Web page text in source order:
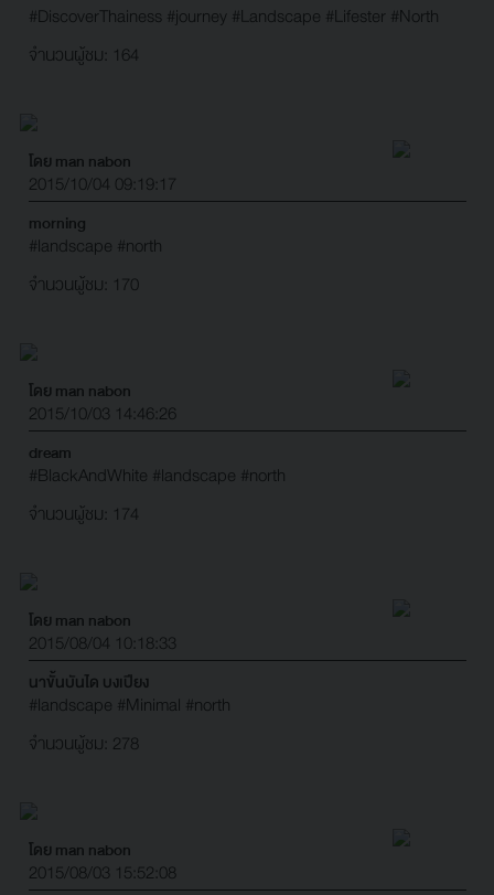
#DiscoverThainess #journey #Landscape #Lifester #North
จำนวนผู้ชม: 164
โดย man nabon
2015/10/04 09:19:17
morning
#landscape #north
จำนวนผู้ชม: 170
โดย man nabon
2015/10/03 14:46:26
dream
#BlackAndWhite #landscape #north
จำนวนผู้ชม: 174
โดย man nabon
2015/08/04 10:18:33
นาขั้นบันได บงเปียง
#landscape #Minimal #north
จำนวนผู้ชม: 278
โดย man nabon
2015/08/03 15:52:08